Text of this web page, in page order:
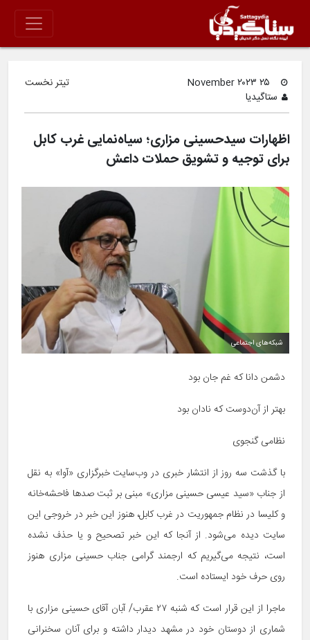
ستاگیدیا
تیتر نخست
اظهارات سیدحسینی مزاری؛ سیاه‌نمایی غرب کابل
برای توجیه و تشویق حملات داعش
شبکه‌های اجتماعی
دشمن دانا که غم جان بود
بهتر از آن‌دوست که نادان بود
نظامی گنجوی
با گذشت سه روز از انتشار خبری در وب‌سایت خبرگزاری «آوا» به نقل
از جناب «سید عیسی حسینی مزاری» مبنی بر ثبت صدها فاحشه‌خانه
و کلیسا در نظام جمهوریت در غرب کابل، هنوز این خبر در خروجی این
سایت دیده می‌شود. از آنجا که این خبر تصحیح و یا حذف نشده
است، نتیجه می‌گیریم که ارجمند گرامی جناب حسینی مزاری هنوز
روی حرف خود ایستاده است.
ماجرا از این قرار است که شنبه ۲۷ عقرب/ آبان آقای حسینی مزاری با
شماری از دوستان خود در مشهد دیدار داشته و برای آنان سخنرانی